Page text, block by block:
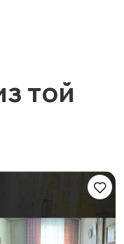
той